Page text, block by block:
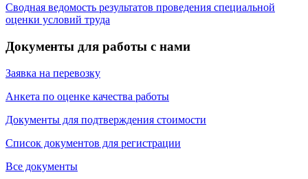
Сводная ведомость результатов проведения специальной
оценки условий труда
Документы для работы с нами
Заявка на перевозку
Анкета по оценке качества работы
Документы для подтверждения стоимости
Список документов для регистрации
Все документы